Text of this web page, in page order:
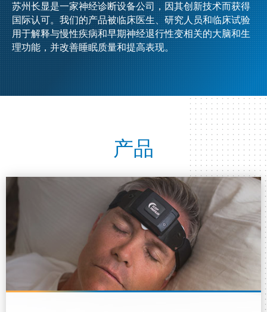
苏州长显是一家神经诊断设备公司，因其创新技术而获得
国际认可。我们的产品被临床医生、研究人员和临床试验
用于解释与慢性疾病和早期神经退行性变相关的大脑和生
理功能，并改善睡眠质量和提高表现。
产品